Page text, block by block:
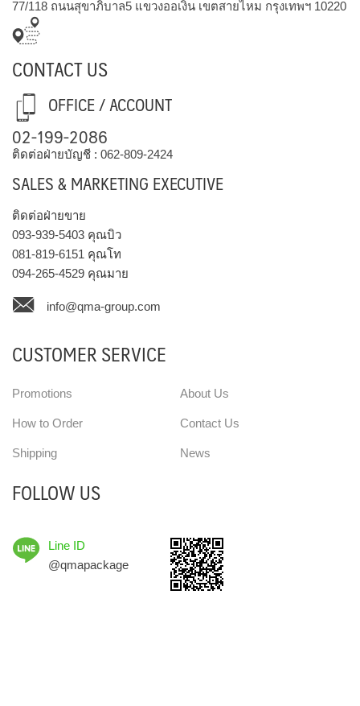
77/118 ถนนสุขาภิบาล5 แขวงออเงิน เขตสายไหม กรุงเทพฯ 10220
CONTACT US
OFFICE / ACCOUNT
02-199-2086
ติดต่อฝ่ายบัญชี : 062-809-2424
SALES & MARKETING EXECUTIVE
ติดต่อฝ่ายขาย
093-939-5403 คุณบิว
081-819-6151 คุณโท
094-265-4529 คุณมาย
info@qma-group.com
CUSTOMER SERVICE
Promotions
How to Order
Shipping
About Us
Contact Us
News
FOLLOW US
Line ID
@qmapackage